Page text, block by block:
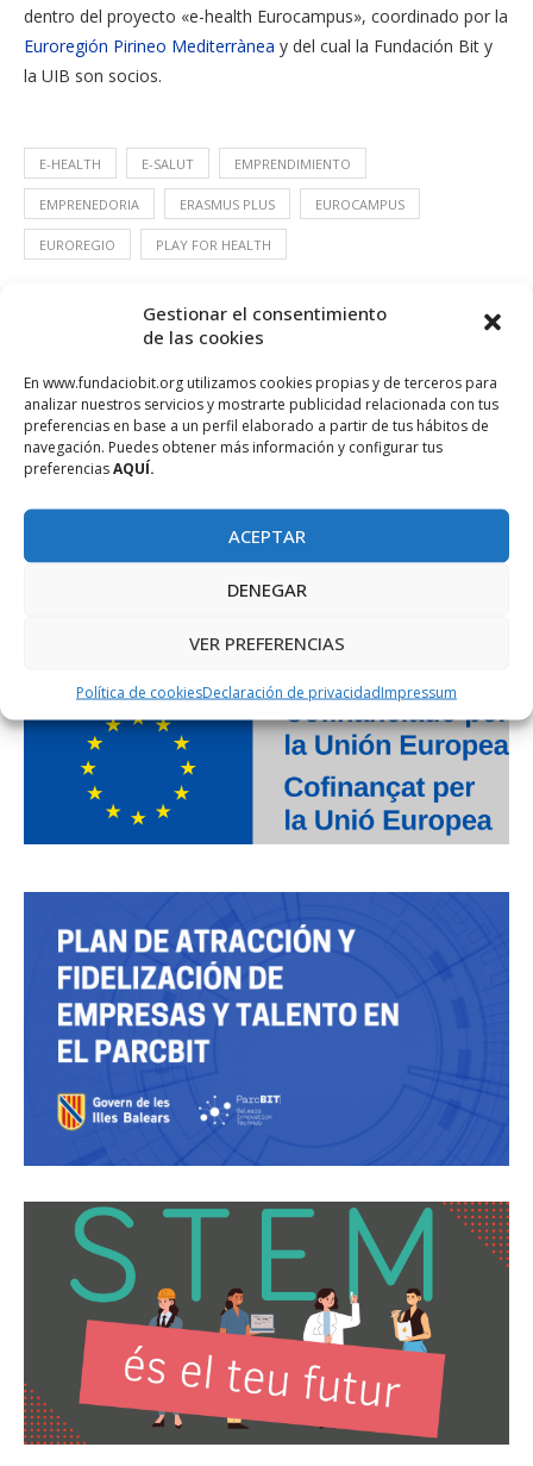
Gestionar el consentimiento
de las cookies
En www.fundaciobit.org utilizamos cookies propias y de terceros para
analizar nuestros servicios y mostrarte publicidad relacionada con tus
preferencias en base a un perfil elaborado a partir de tus hábitos de
navegación. Puedes obtener más información y configurar tus
preferenciasAQUÍ.
ACEPTAR
DENEGAR
VER PREFERENCIAS
Política de cookiesDeclaración de privacidadImpressum
dentro del proyecto «e-health Eurocampus», coordinado por la
Euroregión Pirineo Mediterrànea y del cual la Fundación Bit y
la UIB son socios.
E-HEALTH E-SALUT EMPRENDIMIENTO
EMPRENEDORIA ERASMUS PLUS EUROCAMPUS
EUROREGIO PLAY FOR HEALTH
PROJECTE COFINANÇAT PEL FONS SOCIAL EUROPEU